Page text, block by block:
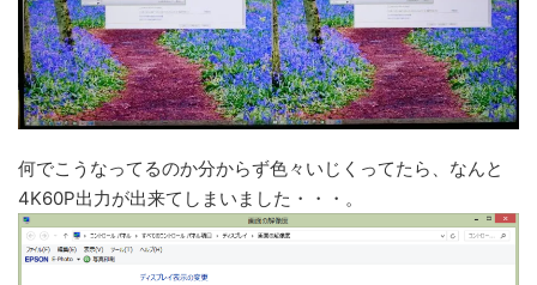
何でこうなってるのか分からず色々いじくってたら、なんと
4K60P出力が出来てしまいました・・・。